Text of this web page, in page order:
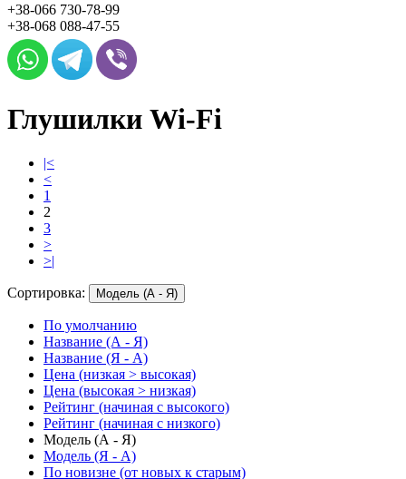
+38-066 730-78-99
+38-068 088-47-55
Глушилки Wi-Fi
|<
<
1
2
3
>
>|
Сортировка: Модель (А - Я)
По умолчанию
Название (А - Я)
Название (Я - А)
Цена (низкая > высокая)
Цена (высокая > низкая)
Рейтинг (начиная с высокого)
Рейтинг (начиная с низкого)
Модель (А - Я)
Модель (Я - А)
По новизне (от новых к старым)